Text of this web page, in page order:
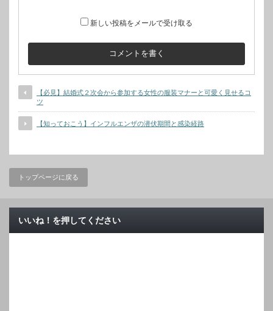
新しい投稿をメールで受け取る
【必見】結婚式２次会から参加する女性の服装マナーと可愛く見せるコ
ツ
【知っておこう】インフルエンザの潜伏期間と感染経路
トップページに戻る
いいね！を押してください